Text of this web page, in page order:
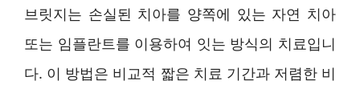
브릿지는 손실된 치아를 양쪽에 있는 자연 치아
또는 임플란트를 이용하여 잇는 방식의 치료입니
다. 이 방법은 비교적 짧은 치료 기간과 저렴한 비